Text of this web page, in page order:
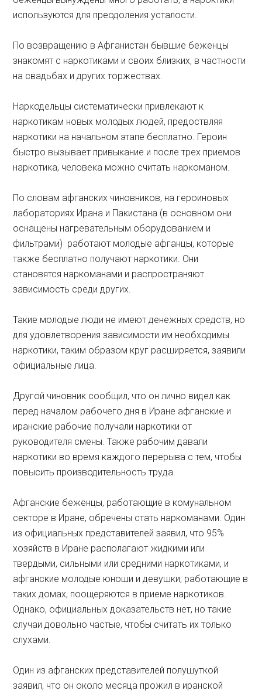
используются для преодоления усталости.
По возвращению в Афганистан бывшие беженцы
знакомят с наркотиками и своих близких, в частности
на свадьбах и других торжествах.
Наркодельцы систематически привлекают к
наркотикам новых молодых людей, предоствляя
наркотики на начальном этапе бесплатно. Героин
быстро вызывает привыкание и после трех приемов
наркотика, человека можно считать наркоманом.
По словам афганских чиновников, на героиновых
лабораториях Ирана и Пакистана (в основном они
оснащены нагревательным оборудованием и
фильтрами) работают молодые афганцы, которые
также бесплатно получают наркотики. Они
становятся наркоманами и распространяют
зависимость среди других.
Такие молодые люди не имеют денежных средств, но
для удовлетворения зависимости им необходимы
наркотики, таким образом круг расширяется, заявили
официальные лица.
Другой чиновник сообщил, что он лично видел как
перед началом рабочего дня в Иране афганские и
иранские рабочие получали наркотики от
руководителя смены. Также рабочим давали
наркотики во время каждого перерыва с тем, чтобы
повысить производительность труда.
Афганские беженцы, работающие в комунальном
секторе в Иране, обречены стать наркоманами. Один
из официальных представителей заявил, что 95%
хозяйств в Иране располагают жидкими или
твердыми, сильными или средними наркотиками, и
афганские молодые юноши и девушки, работающие в
таких домах, поощеряются в приеме наркотиков.
Однако, официальных доказательств нет, но такие
случаи довольно частые, чтобы считать их только
слухами.
Один из афганских представителей полушуткой
заявил, что он около месяца прожил в иранской